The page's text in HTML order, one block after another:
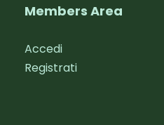
Members Area
Accedi
Registrati